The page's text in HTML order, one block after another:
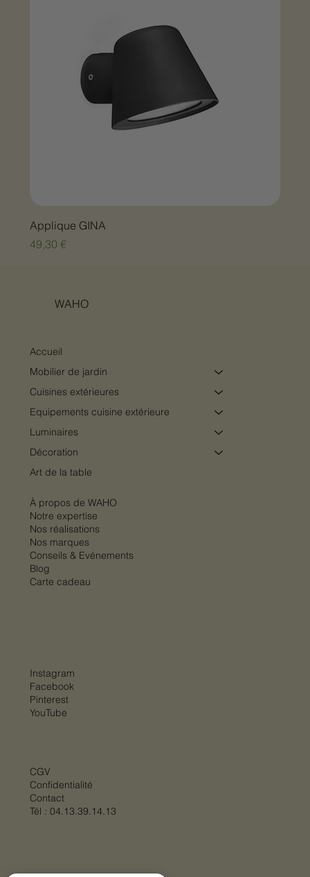
Applique GINA
Prix
49,30 €
WAHO
Accueil
Mobilier de jardin
Cuisines extérieures
Equipements cuisine extérieure
Luminaires
Décoration
Art de la table
À propos de WAHO
Notre expertise
Nos réalisations
Nos marques
Conseils & Evénements
Blog
Carte cadeau
CGV
Confidentialité
Contact
Tél : 04.13.39.14.13
Instagram
Facebook
Pinterest
YouTube